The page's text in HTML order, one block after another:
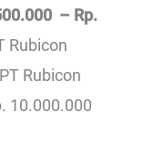
– Rp.
Rubicon
Rubicon
10.000.000